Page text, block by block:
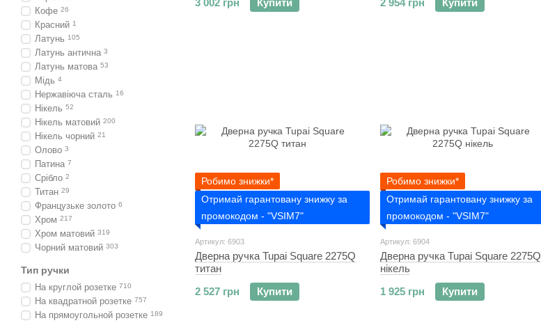
3 002 грн
Купити
2 954 грн
Купити
Робимо знижки*
Отримай гарантовану знижку за
промокодом - "VSIM7"
Артикул: 6903
Дверна ручка Tupai Square 2275Q
титан
2 527 грн
Купити
Робимо знижки*
Отримай гарантовану знижку за
промокодом - "VSIM7"
Артикул: 6904
Дверна ручка Tupai Square 2275Q
нікель
1 925 грн
Купити
Кофе 26
Красний 1
Латунь 105
Латунь антична 3
Латунь матова 53
Мідь 4
Нержавіюча сталь 16
Нікель 52
Нікель матовий 200
Нікель чорний 21
Олово 3
Патина 7
Срібло 2
Титан 29
Французьке золото 6
Хром 217
Хром матовий 319
Чорний матовий 303
Тип ручки
На круглой розетке 710
На квадратной розетке 757
На прямоугольной розетке 189